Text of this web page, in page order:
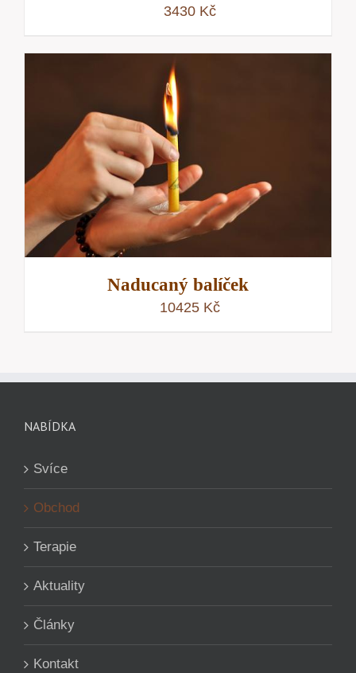
3430 Kč
Naducaný balíček
10425 Kč
NABÍDKA
Svíce
Obchod
Terapie
Aktuality
Články
Kontakt